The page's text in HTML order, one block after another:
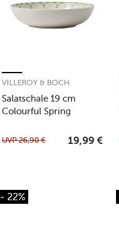
Salatschale 19 cm
Colourful Spring
VILLEROY & BOCH
UVP26,90 € 19,99 €
- 22%